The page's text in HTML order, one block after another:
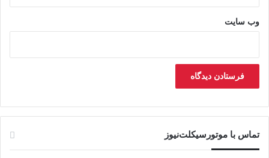
وب‌ سایت
تماس با موتورسیکلت‌نیوز